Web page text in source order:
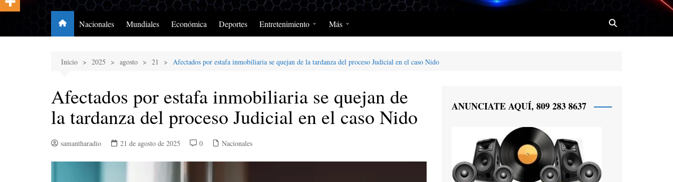
Nacionales Mundiales Económica Deportes Entretenimiento
MerengClásicos
Podcast y Programas de Radio
Más
Inicio 2025 agosto 21 Afectados por estafa inmobiliaria se quejan de la tardanza del proceso Judicial en el caso Nido
Afectados por estafa inmobiliaria se quejan de
la tardanza del proceso Judicial en el caso Nido
samantharadio 21 de agosto de 2025 0 Nacionales
ANUNCIATE AQUÍ, 809 283 8637